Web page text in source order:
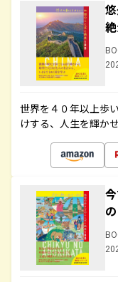
世界を４０年以上歩
けする、人生を輝か